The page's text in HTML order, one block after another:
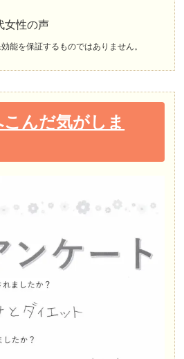
性の声
能を保証するものではありません。
んだ気がしま